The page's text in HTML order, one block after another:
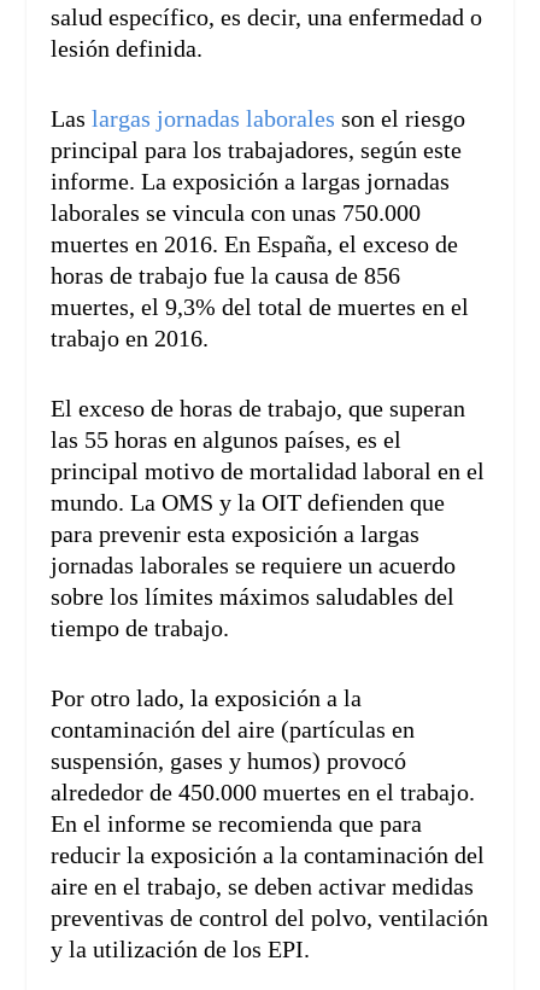
salud específico, es decir, una enfermedad o
lesión definida.
Laslargas jornadas laborales son el riesgo
principal para los trabajadores, según este
informe. La exposición a largas jornadas
laborales se vincula con unas 750.000
muertes en 2016. En España, el exceso de
horas de trabajo fue la causa de 856
muertes, el 9,3% del total de muertes en el
trabajo en 2016.
El exceso de horas de trabajo, que superan
las 55 horas en algunos países, es el
principal motivo de mortalidad laboral en el
mundo. La OMS y la OIT defienden que
para prevenir esta exposición a largas
jornadas laborales se requiere un acuerdo
sobre los límites máximos saludables del
tiempo de trabajo.
Por otro lado, la exposición a la
contaminación del aire (partículas en
suspensión, gases y humos) provocó
alrededor de 450.000 muertes en el trabajo.
En el informe se recomienda que para
reducir la exposición a la contaminación del
aire en el trabajo, se deben activar medidas
preventivas de control del polvo, ventilación
y la utilización de los EPI.